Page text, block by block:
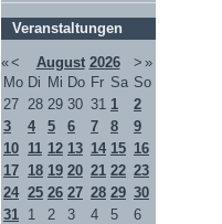
Veranstaltungen
«< August 2026 > »
Mo Di Mi Do Fr Sa So
27 28 29 30 31 1
2
3
4 5 6 7 8
9
10 11 12 13 14 15 16
17 18 19 20 21 22 23
24 25 26 27 28 29 30
31 1 2 3 4 5 6